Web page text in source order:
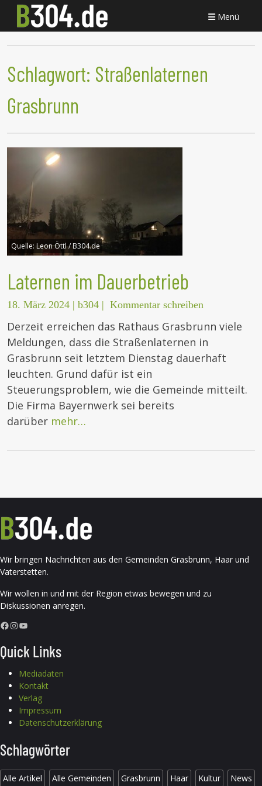
Menü
Schlagwort: Straßenlaternen
Grasbrunn
Quelle: Leon Öttl / B304.de
Laternen im Dauerbetrieb
18. März 2024 | b304 | Kommentar schreiben
Derzeit erreichen das Rathaus Grasbrunn viele
Meldungen, dass die Straßenlaternen in
Grasbrunn seit letztem Dienstag dauerhaft
leuchten. Grund dafür ist ein
Steuerungsproblem, wie die Gemeinde mitteilt.
Die Firma Bayernwerk sei bereits
darüber mehr…
Wir bringen Nachrichten aus den Gemeinden Grasbrunn, Haar und
Vaterstetten.
Wir wollen in und mit der Region etwas bewegen und zu
Diskussionen anregen.
Facebook InstagramYouTube
Quick Links
Mediadaten
Kontakt
Verlag
Impressum
Datenschutzerklärung
Schlagwörter
Alle Artikel Alle Gemeinden Grasbrunn Haar Kultur News